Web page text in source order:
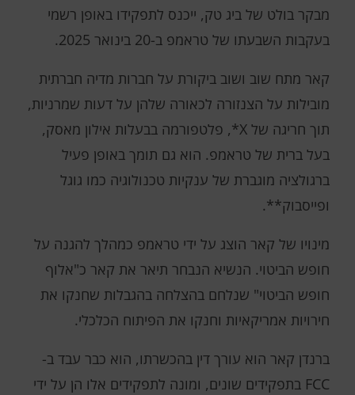
מבקר בולט של ביג טק, ייכנס לתפקידו באופן רשמי
בעקבות השבעתו של טראמפ ב-20 בינואר 2025.
קאר מתח שוב ושוב ביקורת על חברות מדיה חברתית
מובילות על הצנזורה לכאורה שלהן על דעות שמרניות,
תוך חריגה של X*, פלטפורמה בבעלות אילון מאסק,
בעל ברית של טראמפ. הוא גם תומך באופן פעיל
ברגולציה מוגברת של ענקיות טכנולוגיה כמו גוגל
ופייסבוק**.
מינויו של קאר הוצג על ידי טראמפ כמהלך להגנה על
חופש הביטוי. הנשיא הנבחר תיאר את קאר כ"אלוף
חופש הביטוי" שנלחם בהצלחה בהגבלות שחנקו את
חירויות אמריקאיות וחנקו את הפיתוח הכלכלי.
ברנדן קאר הוא עורך דין בהכשרתו, הוא כבר עבד ב-
FCC בתפקידים שונים, ומונה לתפקידים אלו הן על ידי